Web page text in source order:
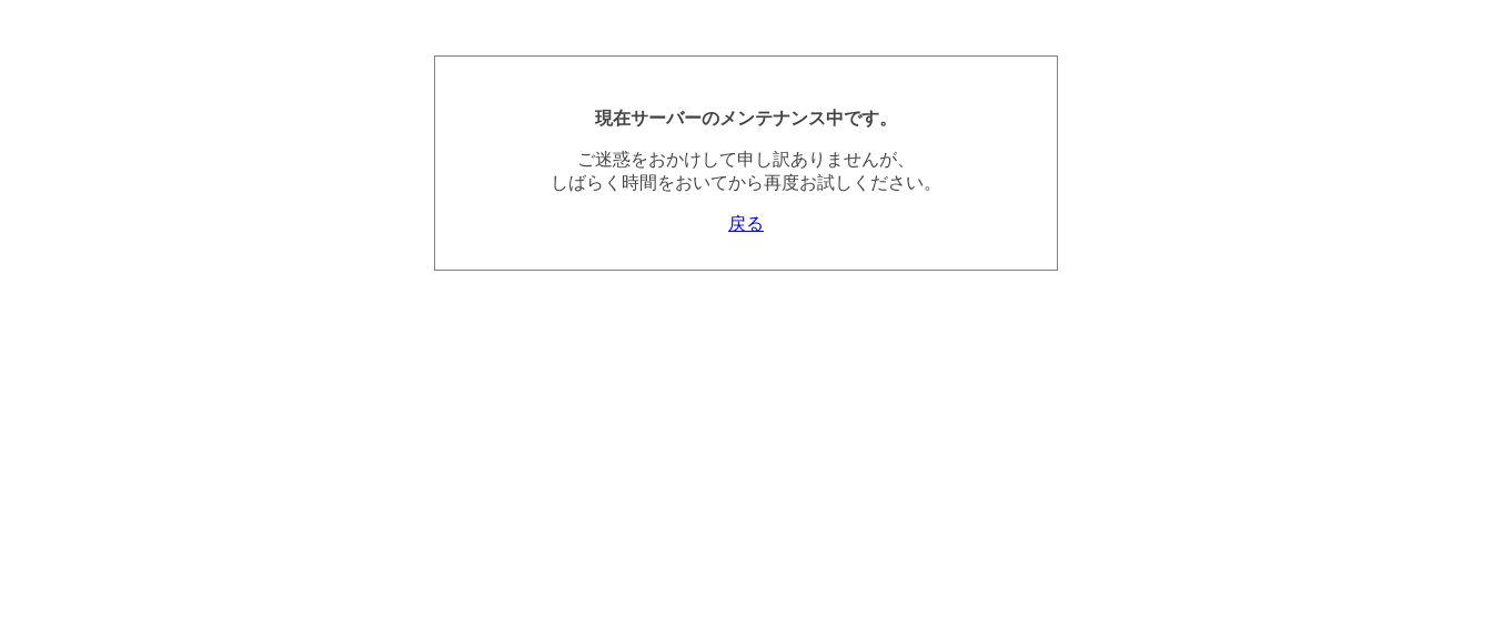
現在サーバーのメンテナンス中です。
ご迷惑をおかけして申し訳ありませんが、
しばらく時間をおいてから再度お試しください。
戻る